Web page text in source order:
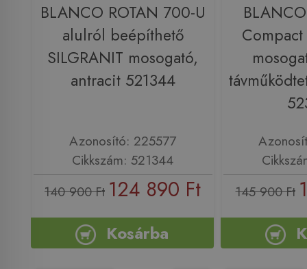
BLANCO ROTAN 700-U
alulról beépíthető
SILGRANIT mosogató,
antracit 521344
Azonosító: 225577
Cikkszám: 521344
140 900 Ft 124 890 Ft
Kosárba
Compact
145 900 Ft